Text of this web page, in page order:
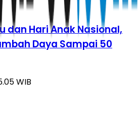
dan Hari Anak Nasional,
Daya Sampai 50
WIB